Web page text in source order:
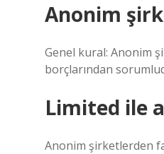
Anonim
Genel kural: Anonim
borçlarından
Limited ile
Anonim şirketlerden